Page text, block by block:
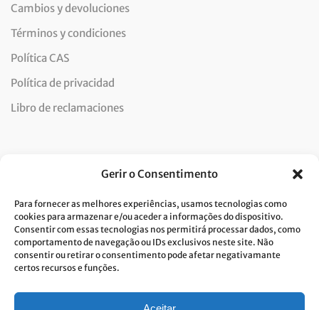
Gerir o Consentimento
Para fornecer as melhores experiências, usamos tecnologias como
cookies para armazenar e/ou aceder a informações do dispositivo.
Consentir com essas tecnologias nos permitirá processar dados, como
comportamento de navegação ou IDs exclusivos neste site. Não
consentir ou retirar o consentimento pode afetar negativamante
certos recursos e funções.
Cambios y devoluciones
Términos y condiciones
Política CAS
Política de privacidad
Libro de reclamaciones
Doy mi consentimiento para el tratamiento de datos y
acepto la política de privacidad.*
Costa Verde se compromete a aplicar el RGPD. Para procesar sus datos
nuestra política de privacidad.